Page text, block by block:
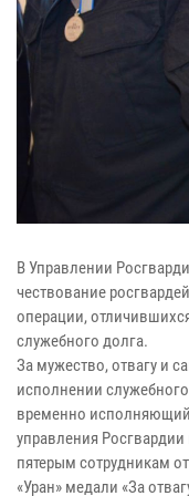
В Управлении
чествование
операции,
служебного долга.
За мужество, отвагу и
исполнении
временно исполняющий
управления
пятерым сотрудникам
«Уран» медали «За